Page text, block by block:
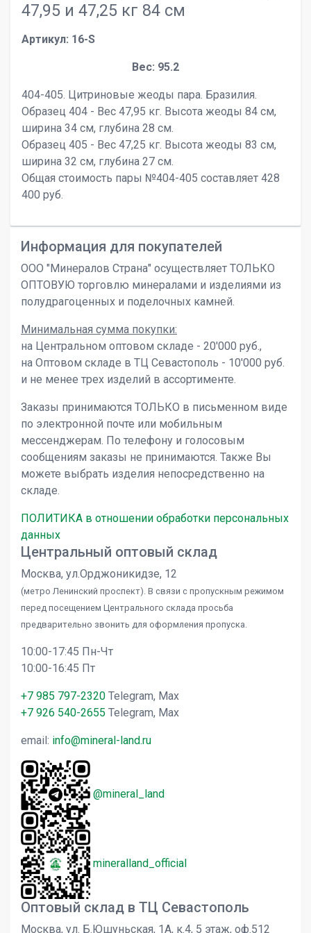
47,95 и 47,25 кг 84 см
Артикул: 16-S
Вес: 95.2
404-405. Цитриновые жеоды пара. Бразилия.
Образец 404 - Вес 47,95 кг. Высота жеоды 84 см,
ширина 34 см, глубина 28 см.
Образец 405 - Вес 47,25 кг. Высота жеоды 83 см,
ширина 32 см, глубина 27 см.
Общая стоимость пары №404-405 составляет 428
400 руб.
Информация для покупателей
ООО "Минералов Страна" осуществляет ТОЛЬКО
ОПТОВУЮ торговлю минералами и изделиями из
полудрагоценных и поделочных камней.
Минимальная сумма покупки:
на Центральном оптовом складе - 20'000 руб.,
на Оптовом складе в ТЦ Севастополь - 10'000 руб.
и не менее трех изделий в ассортименте.
Заказы принимаются ТОЛЬКО в письменном виде
по электронной почте или мобильным
мессенджерам. По телефону и голосовым
сообщениям заказы не принимаются. Также Вы
можете выбрать изделия непосредственно на
складе.
ПОЛИТИКА в отношении обработки персональных
данных
Центральный оптовый склад
Москва, ул.Орджоникидзе, 12
(метро Ленинский проспект). В связи с пропускным режимом
перед посещением Центрального склада просьба
предварительно звонить для оформления пропуска.
10:00-17:45 Пн-Чт
10:00-16:45 Пт
+7 985 797-2320 Telegram, Max
+7 926 540-2655 Telegram, Max
email: info@mineral-land.ru
@mineral_land
mineralland_official
Оптовый склад в ТЦ Севастополь
Москва, ул. Б.Юшуньская, 1А, к.4, 5 этаж, оф.512